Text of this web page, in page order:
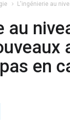
L'ingénierie au
au
en